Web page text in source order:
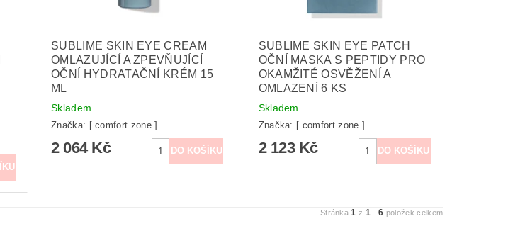
SUBLIME SKIN EYE CREAM
OMLAZUJÍCÍ A ZPEVŇUJÍCÍ
OČNÍ HYDRATAČNÍ KRÉM 15
ML
Skladem
Značka: [ comfort zone ]
2 064 Kč
SUBLIME SKIN EYE PATCH
OČNÍ MASKA S PEPTIDY PRO
OKAMŽITÉ OSVĚŽENÍ A
OMLAZENÍ 6 KS
Skladem
Značka: [ comfort zone ]
2 123 Kč
Stránka1 z 1 -6 položek celkem